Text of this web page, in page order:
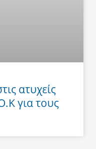
ατυχείς
για τους